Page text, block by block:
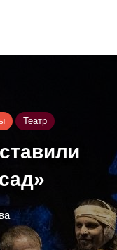
Театр